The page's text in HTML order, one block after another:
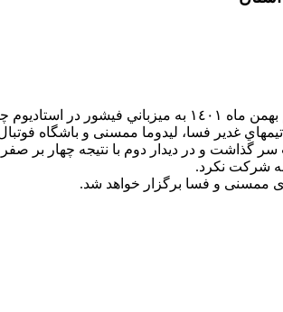
غدير فسا، ليدوما ممسنی و باشگاه
اولين ديدار خود تيم غدير فسا را با نتيجه پرگل ٨ بر صفر پشت سر
شركت نكرد.
ممسنی و فسا برگزار خواهد شد.